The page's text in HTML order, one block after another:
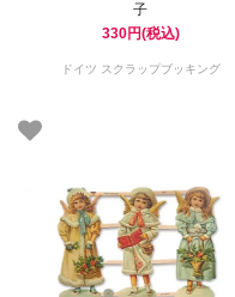
子
330円(税込)
ドイツ スクラップブッキング